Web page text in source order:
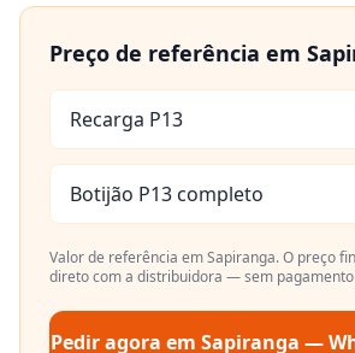
Preço de referência em
Recarga P13
Botijão P13 completo
Valor de referência emSapiranga. O preço
direto com a distribuidora — sem
Pedir agora em Sapiranga —